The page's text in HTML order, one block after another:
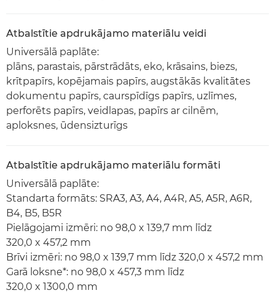
Atbalstītie apdrukājamo materiālu veidi
Universālā paplāte:
plāns, parastais, pārstrādāts, eko, krāsains, biezs,
krītpapīrs, kopējamais papīrs, augstākās kvalitātes
dokumentu papīrs, caurspīdīgs papīrs, uzlīmes,
perforēts papīrs, veidlapas, papīrs ar cilnēm,
aploksnes, ūdensizturīgs
Atbalstītie apdrukājamo materiālu formāti
Universālā paplāte:
Standarta formāts: SRA3, A3, A4, A4R, A5, A5R, A6R,
B4, B5, B5R
Pielāgojami izmēri: no 98,0 x 139,7 mm līdz
320,0 x 457,2 mm
Brīvi izmēri: no 98,0 x 139,7 mm līdz 320,0 x 457,2 mm
Garā loksne*: no 98,0 x 457,3 mm līdz
320,0 x 1300,0 mm